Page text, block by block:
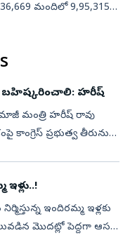
బహిష్కరించాలి: హరీష్‌
మాజీ మంత్రి హరీష్‌ రావు
మొదట్లో పెద్దగా ఆసక్తి